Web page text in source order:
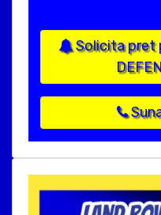
Solicita pret